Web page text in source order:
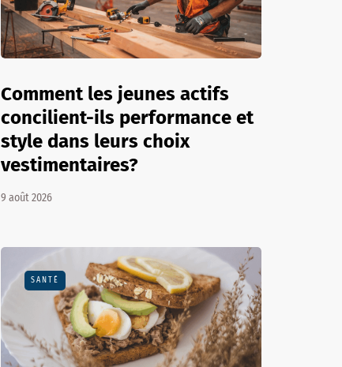
Comment les jeunes actifs
concilient-ils performance et
style dans leurs choix
vestimentaires?
9 août 2026
SANTÉ